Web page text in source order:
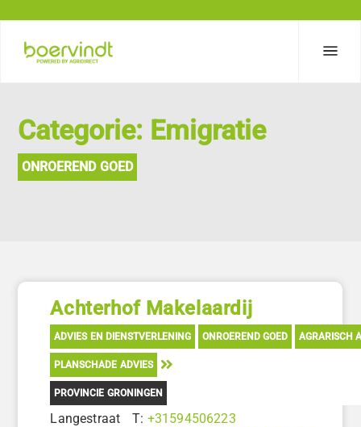
Categorie: Emigratie
ONROEREND GOED
Achterhof Makelaardij
ADVIES EN DIENSTVERLENING ONROEREND GOED AGRARISCH
PLANSCHADE ADVIES
PROVINCIE GRONINGEN
Langestraat
T: +31594506223